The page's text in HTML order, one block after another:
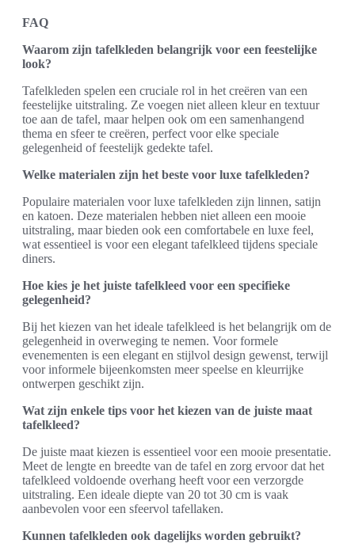
FAQ
Waarom zijn tafelkleden belangrijk voor een feestelijke
look?
Tafelkleden spelen een cruciale rol in het creëren van een
feestelijke uitstraling. Ze voegen niet alleen kleur en textuur
toe aan de tafel, maar helpen ook om een samenhangend
thema en sfeer te creëren, perfect voor elke speciale
gelegenheid of feestelijk gedekte tafel.
Welke materialen zijn het beste voor luxe tafelkleden?
Populaire materialen voor luxe tafelkleden zijn linnen, satijn
en katoen. Deze materialen hebben niet alleen een mooie
uitstraling, maar bieden ook een comfortabele en luxe feel,
wat essentieel is voor een elegant tafelkleed tijdens speciale
diners.
Hoe kies je het juiste tafelkleed voor een specifieke
gelegenheid?
Bij het kiezen van het ideale tafelkleed is het belangrijk om de
gelegenheid in overweging te nemen. Voor formele
evenementen is een elegant en stijlvol design gewenst, terwijl
voor informele bijeenkomsten meer speelse en kleurrijke
ontwerpen geschikt zijn.
Wat zijn enkele tips voor het kiezen van de juiste maat
tafelkleed?
De juiste maat kiezen is essentieel voor een mooie presentatie.
Meet de lengte en breedte van de tafel en zorg ervoor dat het
tafelkleed voldoende overhang heeft voor een verzorgde
uitstraling. Een ideale diepte van 20 tot 30 cm is vaak
aanbevolen voor een sfeervol tafellaken.
Kunnen tafelkleden ook dagelijks worden gebruikt?